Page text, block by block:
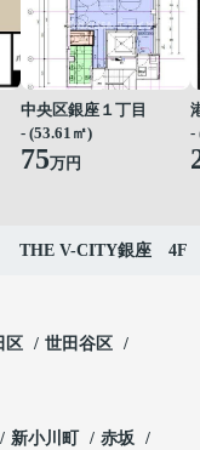
中央区銀座１丁目
- (53.61㎡)
75万円
-
THE V-CITY銀座 4F
区
世田谷区
新小川町
赤坂